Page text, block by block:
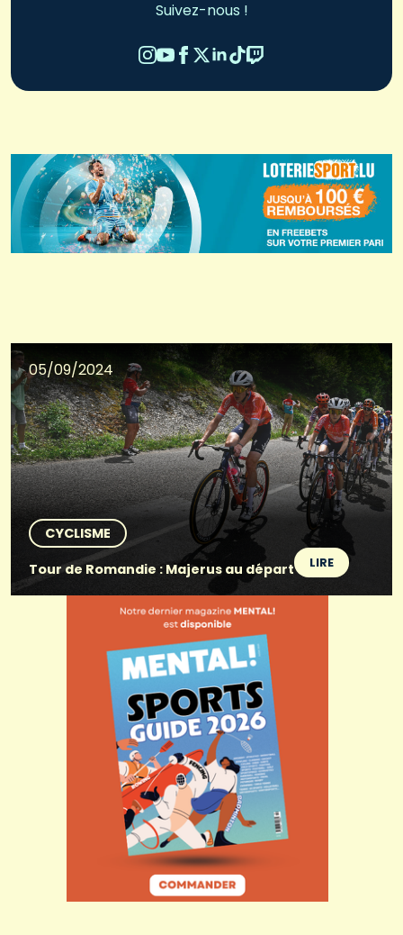
Suivez-nous !
05/09/2024
CYCLISME
Tour de Romandie : Majerus au départ
LIRE